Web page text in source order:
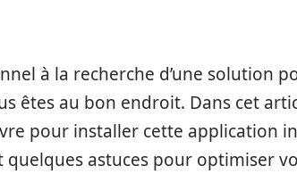
à la recherche d’une solution
êtes au bon endroit. Dans cet
pour installer cette application
astuces pour optimiser